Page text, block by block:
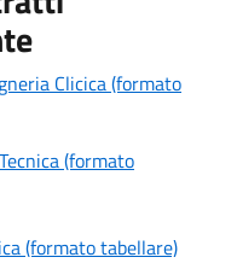
Clicica (formato
(formato
(formato tabellare)